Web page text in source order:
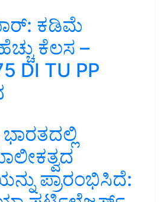
ಕಡಿಮೆ
ಕೆಲಸ –
DI TU PP
ಭಾರತದಲ್ಲಿ
ಪ್ರಾರಂಭಿಸಿದೆ: